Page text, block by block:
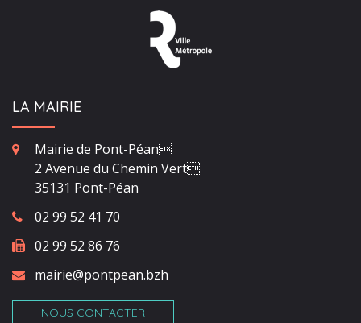
LA MAIRIE
Mairie de Pont-Péan
2 Avenue du Chemin Vert
35131 Pont-Péan
02 99 52 41 70
02 99 52 86 76
mairie@pontpean.bzh
NOUS CONTACTER